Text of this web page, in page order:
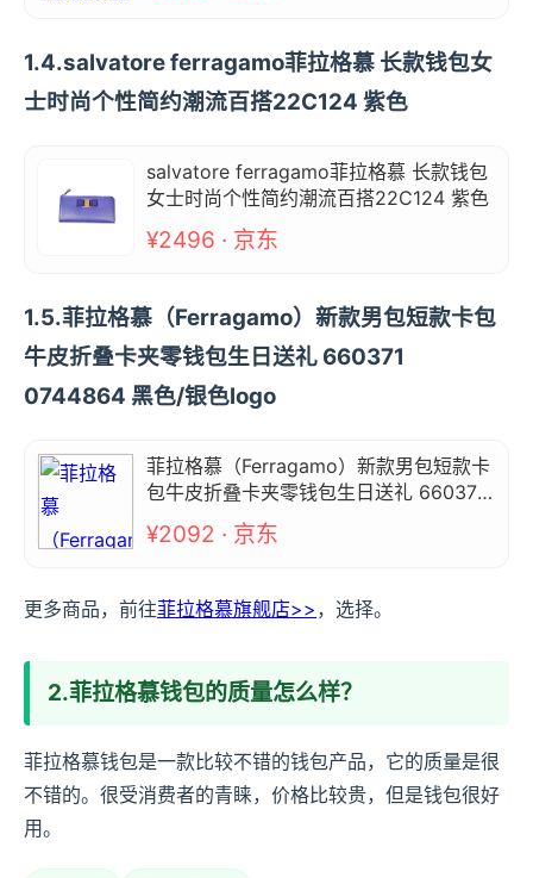
1.4.salvatore ferragamo菲拉格慕 长款钱包女
士时尚个性简约潮流百搭22C124 紫色
salvatore ferragamo菲拉格慕 长款钱包
女士时尚个性简约潮流百搭22C124 紫色
¥2496 · 京东
1.5.菲拉格慕（Ferragamo）新款男包短款卡包
牛皮折叠卡夹零钱包生日送礼 660371
0744864 黑色/银色logo
菲拉格慕（Ferragamo）新款男包短款卡
包牛皮折叠卡夹零钱包生日送礼 660371
0744864 黑色/银色logo
¥2092 · 京东
更多商品，前往菲拉格慕旗舰店>> ，选择。
2.菲拉格慕钱包的质量怎么样？
菲拉格慕钱包是一款比较不错的钱包产品，它的质量是很
不错的。很受消费者的青睐，价格比较贵，但是钱包很好
用。